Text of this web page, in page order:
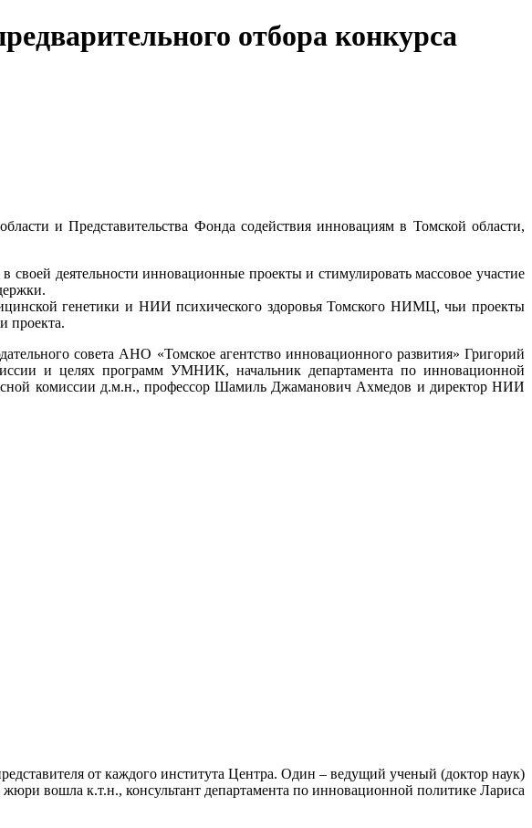
отбора конкурса
и Представительства Фонда содействия инновациям в Томской области,
деятельности инновационные проекты и стимулировать массовое участие
генетики и НИИ психического здоровья Томского НИМЦ, чьи проекты
проекта.
совета АНО «Томское агентство инновационного развития» Григорий
и целях программ УМНИК, начальник департамента по инновационной
комиссии д.м.н., профессор Шамиль Джаманович Ахмедов и директор НИИ
от каждого института Центра. Один – ведущий ученый (доктор наук)
вошла к.т.н., консультант департамента по инновационной политике Лариса